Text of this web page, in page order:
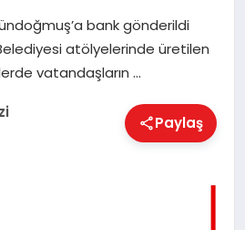
bank gönderildi
atölyelerinde üretilen
vatandaşların …
Paylaş